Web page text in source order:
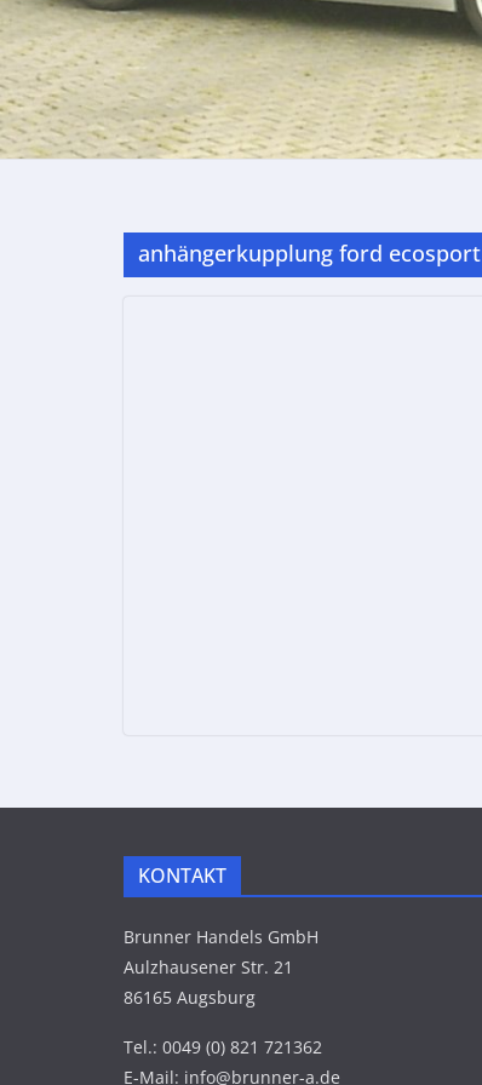
anhängerkupplung ford ecosport
KONTAKT
Brunner Handels GmbH
Aulzhausener Str. 21
86165 Augsburg
Tel.: 0049 (0) 821 721362
E-Mail: info@brunner-a.de